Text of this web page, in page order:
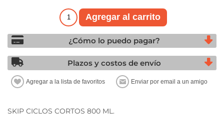
¿Cómo lo puedo pagar?
Plazos y costos de envío
SKIP CICLOS CORTOS 800 ML.